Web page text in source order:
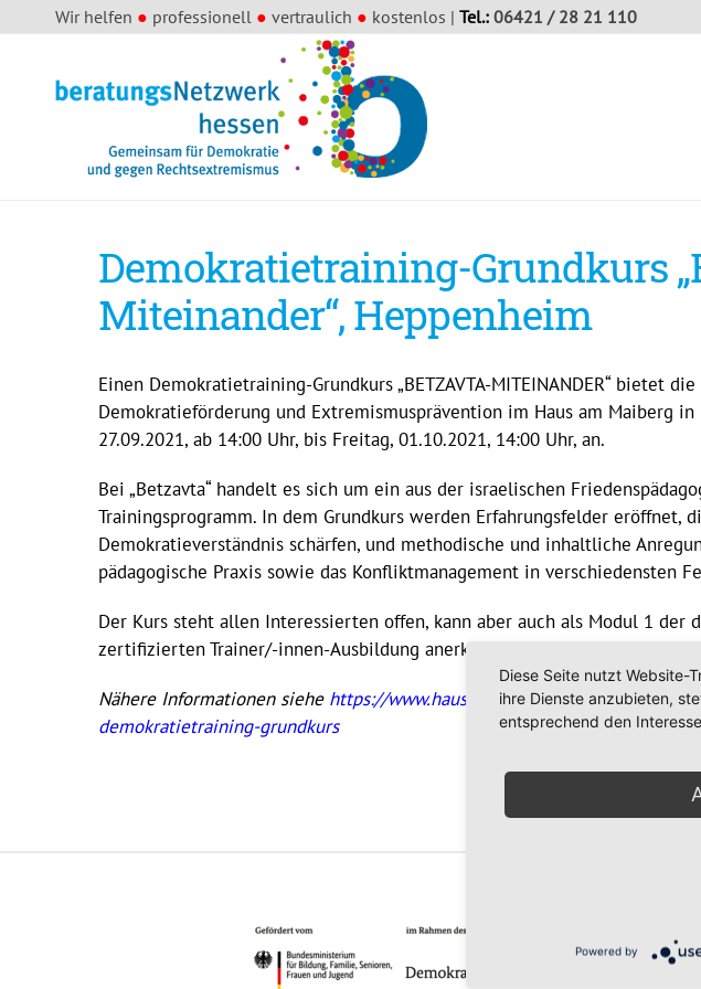
Wir helfen ● professionell ● vertraulich ● kostenlos | Tel.: 06421 / 28 21 110
Demokratietraining-Grundkurs
Miteinander“, Heppenheim
Einen Demokratietraining-Grundkurs „BETZAVTA-MITEINANDER“ bietet
Demokratieförderung und Extremismusprävention im Haus am Maiberg
27.09.2021, ab 14:00 Uhr, bis Freitag, 01.10.2021, 14:00 Uhr, an.
Bei „Betzavta“ handelt es sich um ein aus der israelischen
Trainingsprogramm. In dem Grundkurs werden Erfahrungsfelder eröffnet,
Demokratieverständnis schärfen, und methodische und inhaltliche
pädagogische Praxis sowie das Konfliktmanagement in verschiedensten
Der Kurs steht allen Interessierten offen, kann aber auch als Modul 1 der
zertifizierten Trainer/-innen-Ausbildung anerkannt werden.
Nähere Informationen siehe https://www.haus-am-maiberg.de/
demokratietraining-grundkurs
Diese Seite nutzt Website-
ihre Dienste anzubieten,
entsprechend den
Powered by